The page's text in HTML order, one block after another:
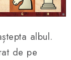
albul.
de pe